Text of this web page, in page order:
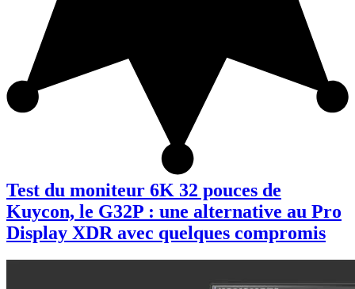
Test du moniteur 6K 32 pouces de
Kuycon, le G32P : une alternative au Pro
Display XDR avec quelques compromis